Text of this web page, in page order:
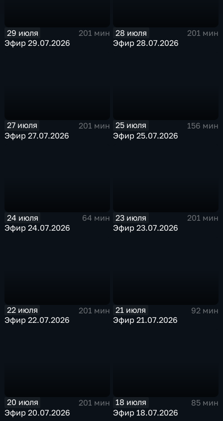
29 июля
201 мин
Эфир 29.07.2026
28 июля
201 мин
Эфир 28.07.2026
27 июля
201 мин
Эфир 27.07.2026
25 июля
156 мин
Эфир 25.07.2026
24 июля
64 мин
Эфир 24.07.2026
23 июля
201 мин
Эфир 23.07.2026
22 июля
201 мин
Эфир 22.07.2026
21 июля
92 мин
Эфир 21.07.2026
20 июля
201 мин
Эфир 20.07.2026
18 июля
85 мин
Эфир 18.07.2026